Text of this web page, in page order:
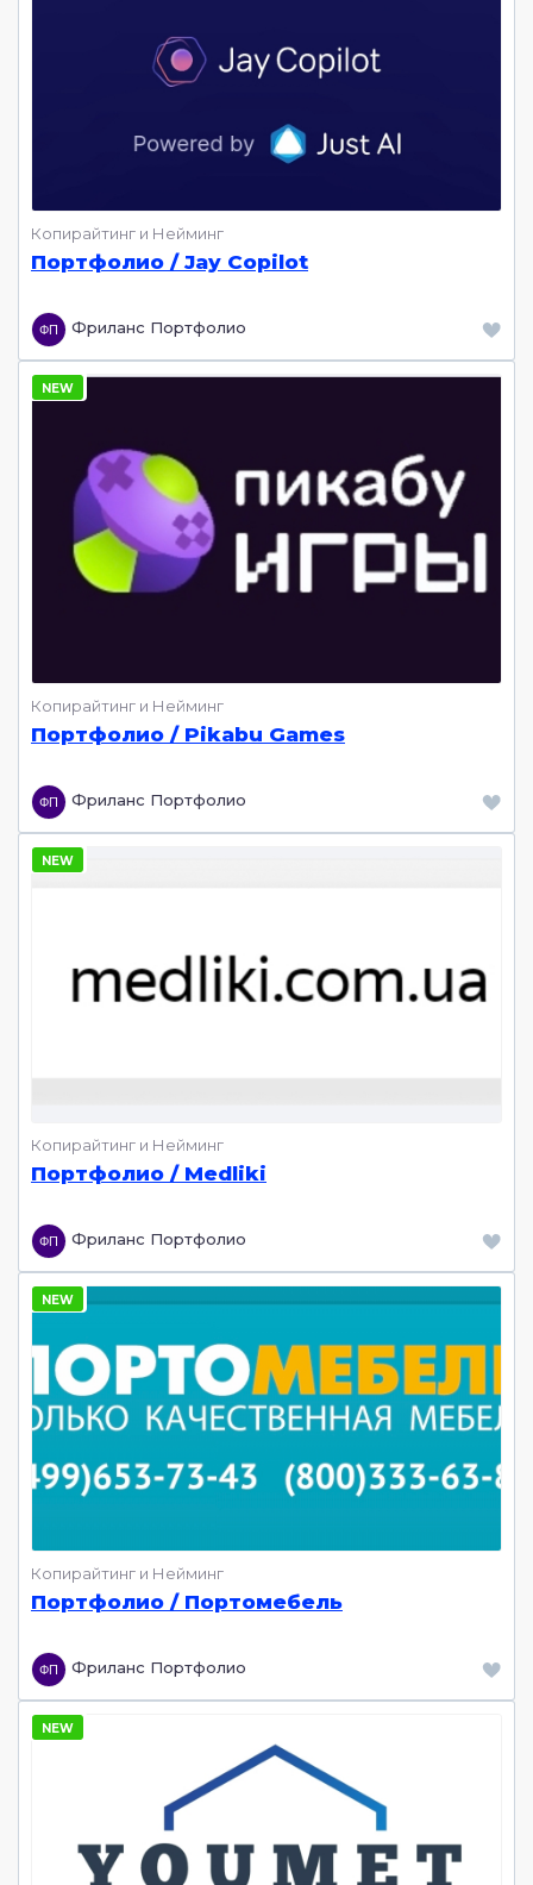
Копирайтинг и Нейминг
Портфолио / Jay Copilot
Фриланс Портфолио
Копирайтинг и Нейминг
Портфолио / Pikabu Games
Фриланс Портфолио
Копирайтинг и Нейминг
Портфолио / Medliki
Фриланс Портфолио
Копирайтинг и Нейминг
Портфолио / Портомебель
Фриланс Портфолио